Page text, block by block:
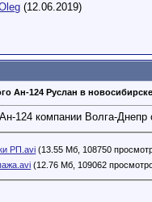
(12.06.2019)
Ан-124 Руслан в новосибирске
124 компании Волга-
РП.avi (13.55 Мб, 108750
(12.76 Мб, 109062